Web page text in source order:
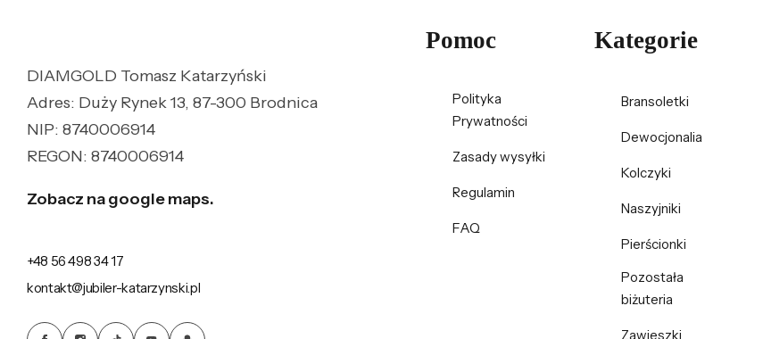
DIAMGOLD Tomasz Katarzyński
Adres: Duży Rynek 13, 87-300 Brodnica
NIP: 8740006914
REGON: 8740006914
Zobacz na google maps.
+48 56 498 34 17
kontakt@jubiler-katarzynski.pl
Pomoc
Polityka
Prywatności
Zasady wysyłki
Regulamin
FAQ
Kategorie
Bransoletki
Dewocjonalia
Kolczyki
Naszyjniki
Pierścionki
Pozostała
biżuteria
Zawieszki